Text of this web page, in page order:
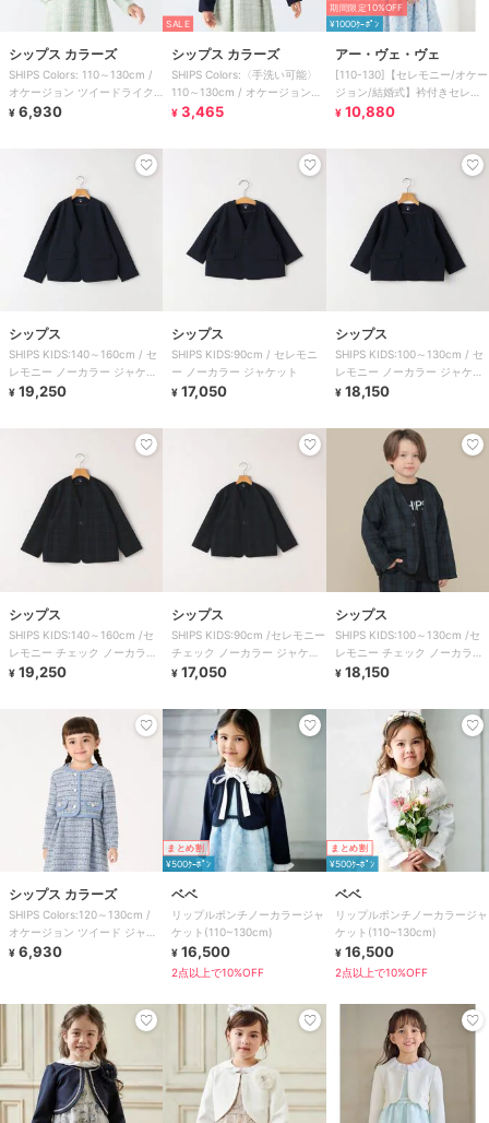
シップス カラーズ
SHIPS Colors: 110～130cm /
オケージョン ツイードライク
ジャケット
¥ 6,930
SALE
シップス カラーズ
SHIPS Colors:〈手洗い可能〉
110～130cm / オケージョン
TR ジャケット
¥ 3,465
期間限定10%OFF
¥1000ｸｰﾎﾟﾝ
アー・ヴェ・ヴェ
[110-130]【セレモニー/オケー
ジョン/結婚式】衿付きセレモ
ニーボレロ
¥ 10,880
シップス
SHIPS KIDS:140～160cm / セ
レモニー ノーカラー ジャケッ
ト
¥ 19,250
シップス
SHIPS KIDS:90cm / セレモニ
ー ノーカラー ジャケット
¥ 17,050
シップス
SHIPS KIDS:100～130cm / セ
レモニー ノーカラー ジャケッ
ト
¥ 18,150
シップス
SHIPS KIDS:140～160cm /セ
レモニー チェック ノーカラー
ジャケット
¥ 19,250
シップス
SHIPS KIDS:90cm /セレモニー
チェック ノーカラー ジャケッ
ト
¥ 17,050
シップス
SHIPS KIDS:100～130cm /セ
レモニー チェック ノーカラー
ジャケット
¥ 18,150
シップス カラーズ
SHIPS Colors:120～130cm /
オケージョン ツイード ジャケ
ット
¥ 6,930
まとめ割
¥500ｸｰﾎﾟﾝ
ベベ
リップルポンチノーカラージャ
ケット(110~130cm)
¥ 16,500
2点以上で10%OFF
まとめ割
¥500ｸｰﾎﾟﾝ
ベベ
リップルポンチノーカラージャ
ケット(110~130cm)
¥ 16,500
2点以上で10%OFF